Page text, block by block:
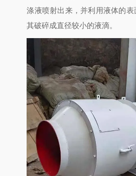
涤液喷射出来，并利用液体的
其破碎成直径较小的液滴。